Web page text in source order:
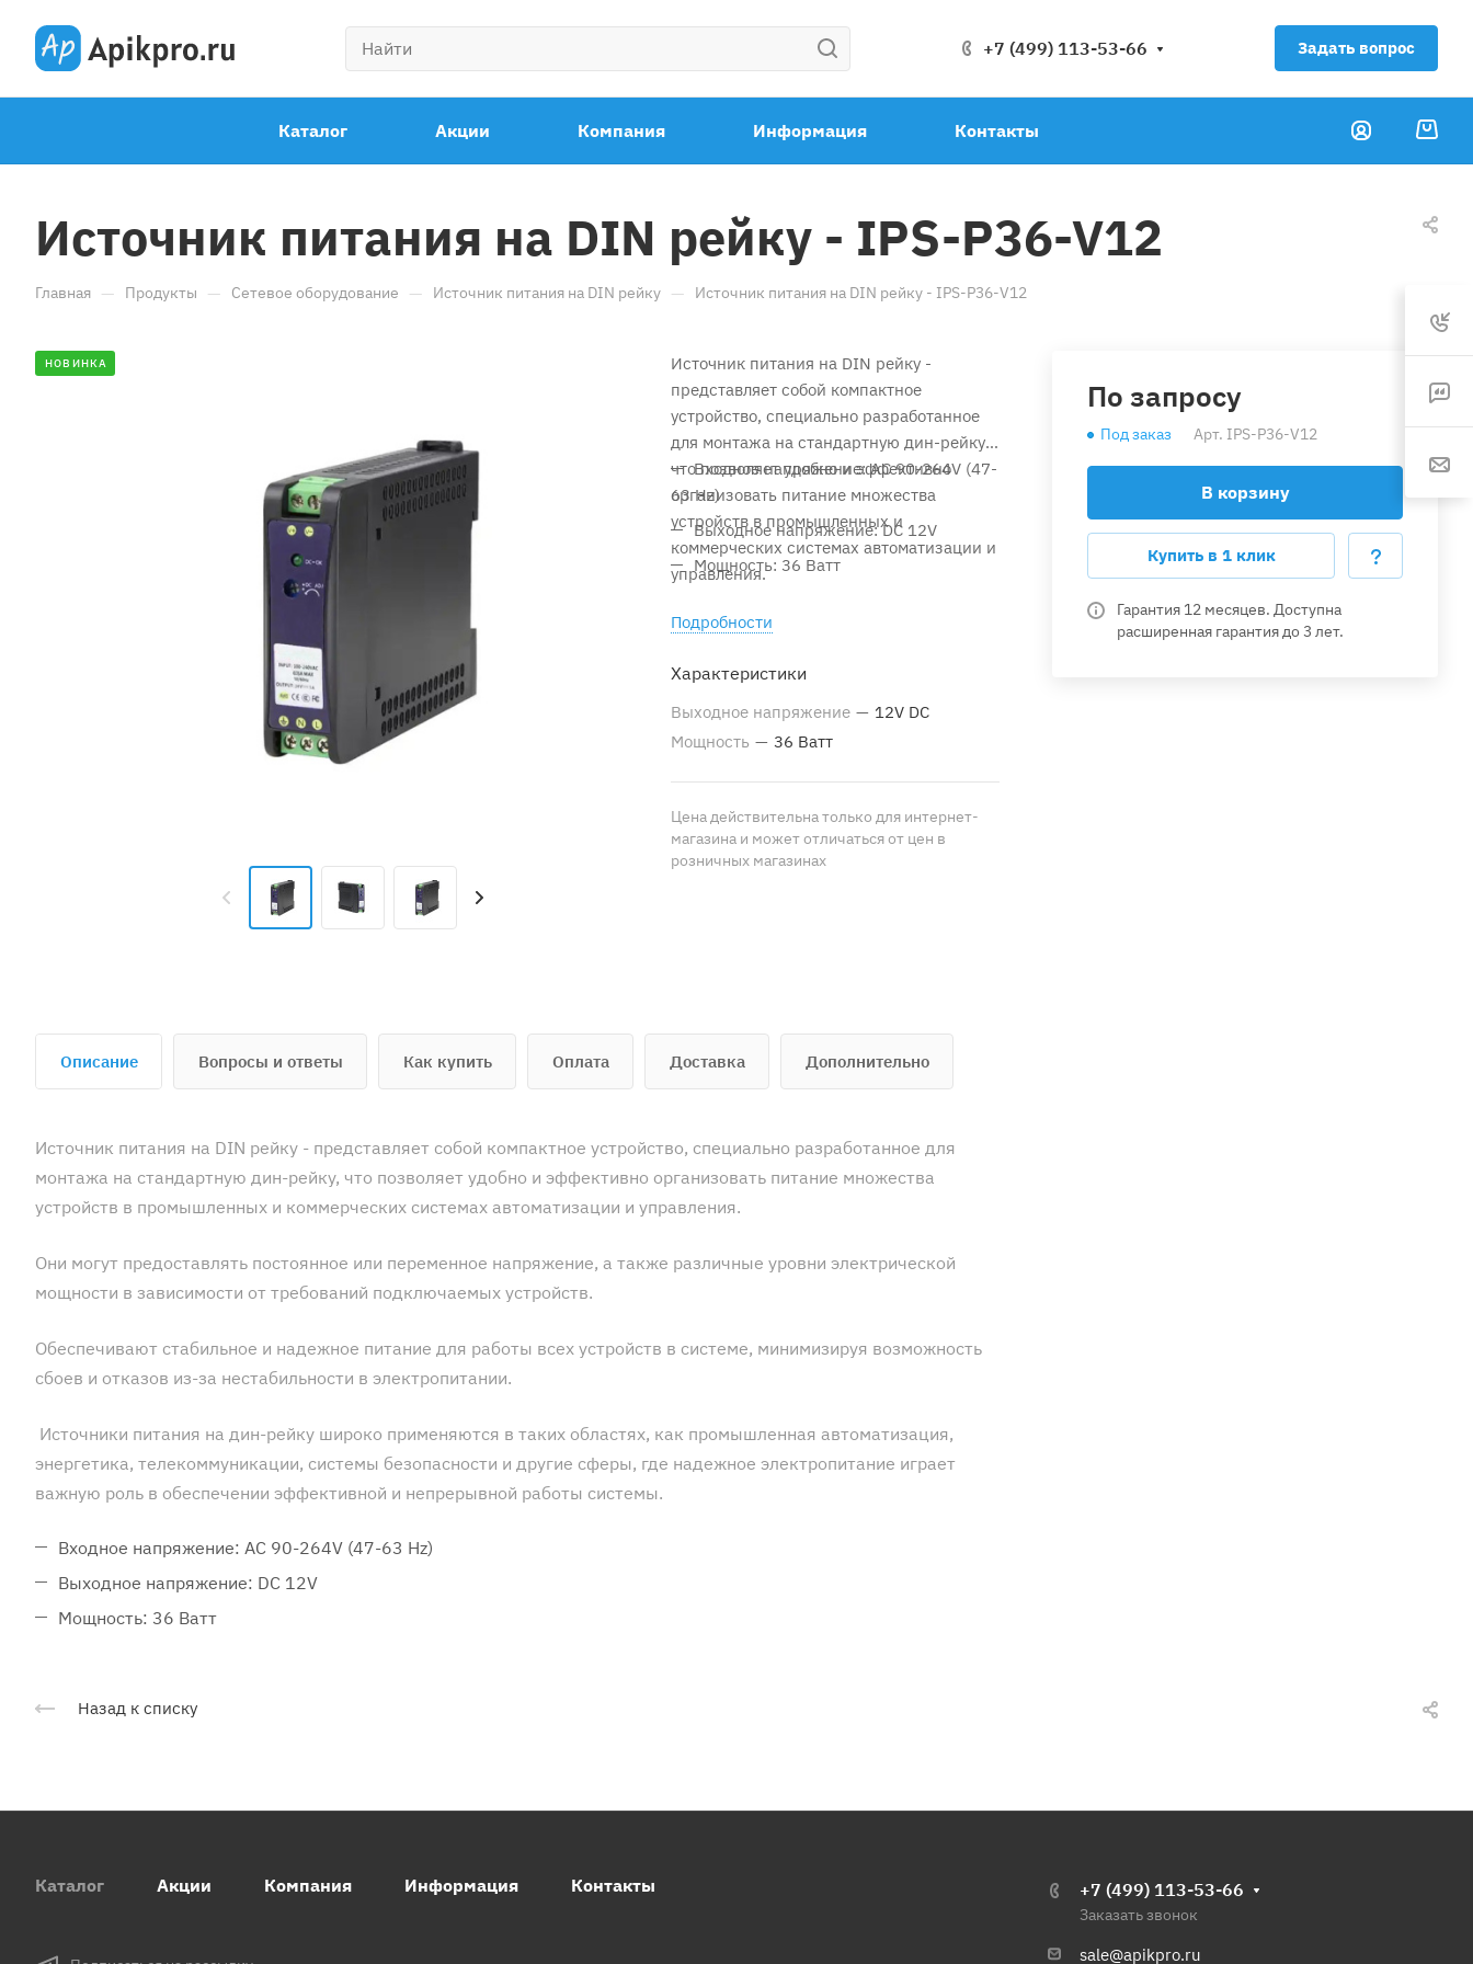
+7 (499) 113-53-66 Задать вопрос
Каталог Акции Компания Информация Контакты
Источник питания на DIN рейку - IPS-P36-V12
Главная — Продукты — Сетевое оборудование — Источник питания на DIN рейку — Источник питания на DIN рейку - IPS-P36-V12
По запросу
Под заказ Арт. IPS-P36-V12
В корзину
Купить в 1 клик
Гарантия 12 месяцев. Доступна
расширенная гарантия до 3 лет.
НОВИНКА
Источник питания на DIN рейку -
представляет собой компактное
устройство, специально разработанное
для монтажа на стандартную дин-рейку,
что позволяет удобно и эффективно
организовать питание множества
устройств в промышленных и
коммерческих системах автоматизации и
управления.
Входное напряжение: AC 90-264V (47-
63 Hz)
Выходное напряжение: DC 12V
Мощность: 36 Ватт
Подробности
Характеристики
Выходное напряжение — 12V DC
Мощность — 36 Ватт
Цена действительна только для интернет-
магазина и может отличаться от цен в
розничных магазинах
Описание Вопросы и ответы Как купить Оплата Доставка Дополнительно
Источник питания на DIN рейку - представляет собой компактное устройство, специально разработанное для
монтажа на стандартную дин-рейку, что позволяет удобно и эффективно организовать питание множества
устройств в промышленных и коммерческих системах автоматизации и управления.
Они могут предоставлять постоянное или переменное напряжение, а также различные уровни электрической
мощности в зависимости от требований подключаемых устройств.
Обеспечивают стабильное и надежное питание для работы всех устройств в системе, минимизируя возможность
сбоев и отказов из-за нестабильности в электропитании.
Источники питания на дин-рейку широко применяются в таких областях, как промышленная автоматизация,
энергетика, телекоммуникации, системы безопасности и другие сферы, где надежное электропитание играет
важную роль в обеспечении эффективной и непрерывной работы системы.
Входное напряжение: AC 90-264V (47-63 Hz)
Выходное напряжение: DC 12V
Мощность: 36 Ватт
Назад к списку
Каталог Акции Компания Информация Контакты +7 (499) 113-53-66
Заказать звонок
sale@apikpro.ru